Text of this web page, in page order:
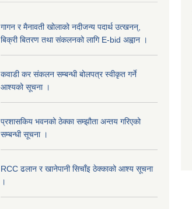
गागन र मैनावती खोलाको नदीजन्य पदार्थ उत्खनन्,
बिक्री बितरण तथा संकलनको लागि E-bid अह्वान ।
कवाडी कर संकलन सम्बन्धी बोलपत्र स्वीकृत गर्ने
आश्यको सूचना ।
प्रशासकिय भवनको ठेक्का सम्झौता अन्तय गरिएको
सम्बन्धी सूचना ।
RCC ढलान र खानेपानी सिचाँइ ठेक्काको आश्य सूचना
।